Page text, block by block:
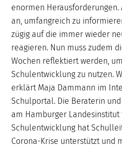
enormen Herausforderungen.
an, umfangreich zu
zügig auf die immer wieder
reagieren. Nun muss zudem
Wochen reflektiert werden,
Schulentwicklung zu nutzen.
erklärt Maja Dammann im
Schulportal. Die Beraterin
am Hamburger
Schulentwicklung hat
Corona-Krise unterstützt und